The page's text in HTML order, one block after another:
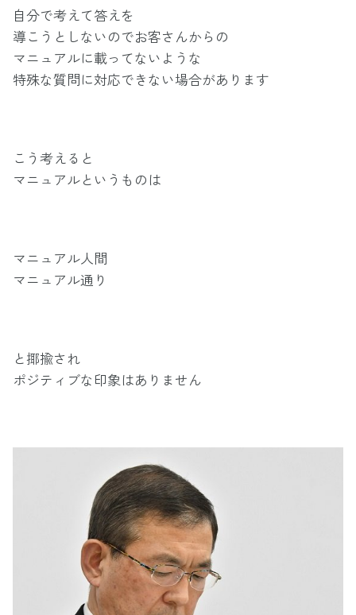
自分で考えて答えを
導こうとしないのでお客さんからの
マニュアルに載ってないような
特殊な質問に対応できない場合があります
こう考えると
マニュアルというものは
マニュアル人間
マニュアル通り
と揶揄され
ポジティブな印象はありません